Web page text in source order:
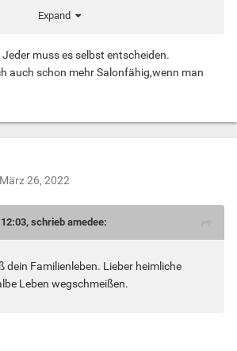
erst heiraten sollen. ...Aber es hat
mehr weitermachen. Jeder muss das
,aber eins ist Fakt. Ich stehe zu
Leben und meinem Partner.
Expand
muss es selbst entscheiden.
auch schon mehr Salonfähig,wenn man
März 26, 2022
schrieb amedee:
dein Familienleben. Lieber heimliche
Leben wegschmeißen.